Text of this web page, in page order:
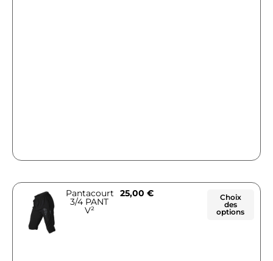
Pantacourt
3/4 PANT
V²
25,00 €
Choix
des
options